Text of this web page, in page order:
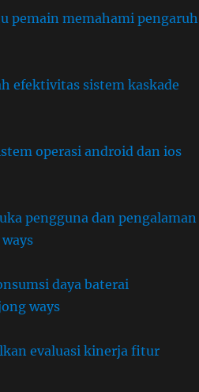
pemain memahami pengaruh
efektivitas sistem kaskade
operasi android dan ios
pengguna dan pengalaman
daya baterai
ways
evaluasi kinerja fitur